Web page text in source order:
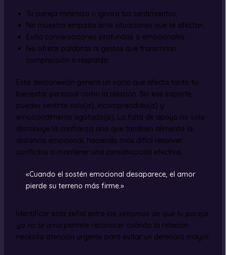
Tu pareja minimiza o ignora tus sentimientos.
No muestra empatía ante situaciones que te afectan.
Evita conversaciones profundas o emocionales.
No ofrece palabras ni gestos que transmitan
comprensión o respaldo.
Esta desconexión genera un vacío que afecta tanto tu
bienestar personal como la relación. Sin ese soporte,
puedes sentirte solo(a), incomprendido(a) y
emocionalmente agotado(a). La falta de apoyo no solo
disminuye la confianza sino que también alimenta la
distancia emocional, haciendo más difícil resolver
conflictos o mantener una comunicación efectiva.
«Cuando el sostén emocional desaparece, el amor
pierde su terreno más firme.»
Identificar esta señal entre los síntomas de que tu pareja
ya no te amapermite reconocer cuándo la relación
necesita atención urgente para evitar un deterioro mayor.